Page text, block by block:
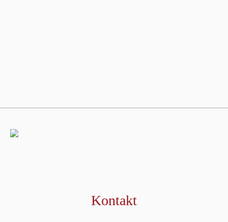
Kontakt